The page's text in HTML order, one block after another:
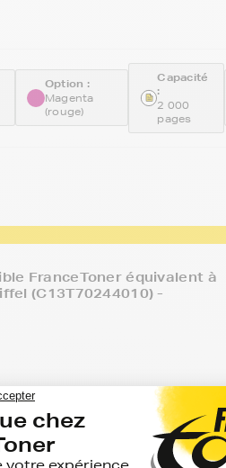
Option :
Magenta
(rouge)
Capacité
:
2 000
pages
FranceToner équivalent à
(C13T70244010) -
Option
Capacité :
2 000
pages